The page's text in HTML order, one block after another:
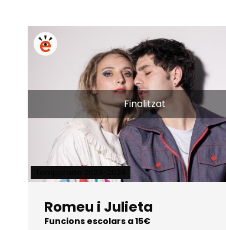
Finalitzat
Romeu i Julieta
Funcions escolars a 15€